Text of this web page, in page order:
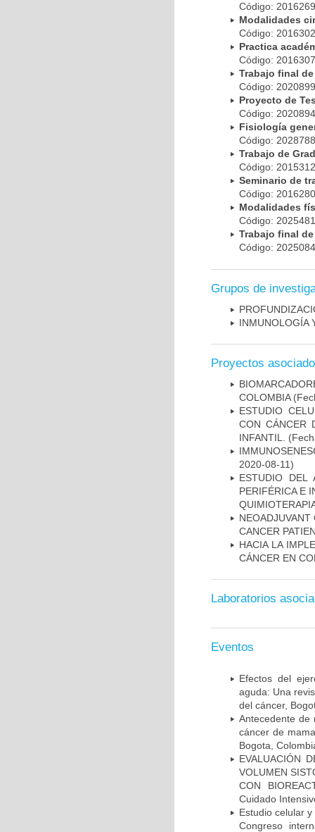
Código:
Modalidades
Código:
Practica
Código:
Trabajo final de
Código:
Proyecto de
Código:
Fisiología
Código:
Trabajo de
Código:
Seminario de
Código:
Modalidades
Código:
Trabajo final de
Código:
Grupos de
INMUNOLOGÍA
Proyectos
COLOMBIA
ESTUDIO
CON CÁNCER
INFANTIL.
2020-08-11)
ESTUDIO DEL
PERIFÉRICA E
CANCER
HACIA LA
CÁNCER EN
Laboratorios
Eventos
Efectos del
aguda: Una
del cáncer,
Antecedente de
cáncer de
Bogota,
EVALUACIÓN
VOLUMEN
CON
Cuidado
Estudio celular
Congreso